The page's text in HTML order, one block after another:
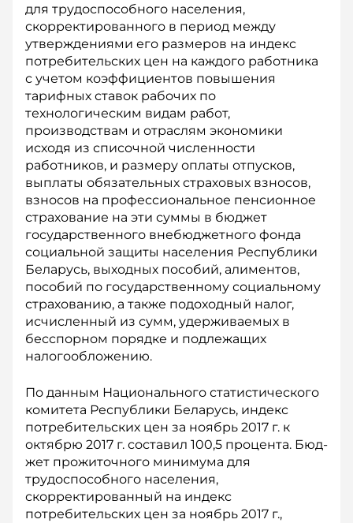
для трудоспособного населения,
скорректированного в период между
утверждениями его размеров на индекс
потребительских цен на каждого работника
с учетом коэффициентов повышения
тарифных ставок рабочих по
технологическим видам работ,
производствам и отраслям экономики
исходя из списочной численности
работников, и размеру оплаты отпусков,
выплаты обязательных страховых взносов,
взносов на профессиональное пенсионное
страхование на эти суммы в бюджет
государственного внебюджетного фонда
социальной защиты населения Республики
Беларусь, выходных пособий, алиментов,
пособий по государственному социальному
страхованию, а также подоходный налог,
исчисленный из сумм, удерживаемых в
бесспорном порядке и подлежащих
налогообложению.
По данным Национального статистического
комитета Рес­публики Беларусь, индекс
потребительских цен за ноябрь 2017 г. к
октябрю 2017 г. составил 100,5 процента. Бюд­
жет прожиточного минимума для
трудоспособного населения,
скорректированный на индекс
потребительских цен за ноябрь 2017 г.,